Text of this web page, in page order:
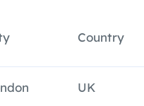
Country
UK